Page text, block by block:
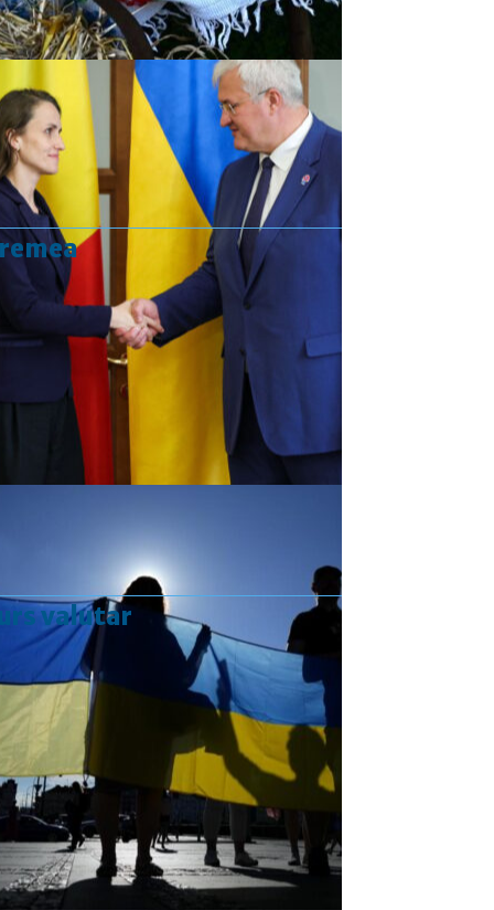
valutar
Curs valutar: 07 Aug 2026
EUR
: 5,2554 RON
+0,0041 ▲
: 4,5584 RON
+0,0077 ▲
: 5,6244 RON
+0,0023 ▲
GBP : 6,1277 RON
+0,0041 ▲
Convertor valutar
»